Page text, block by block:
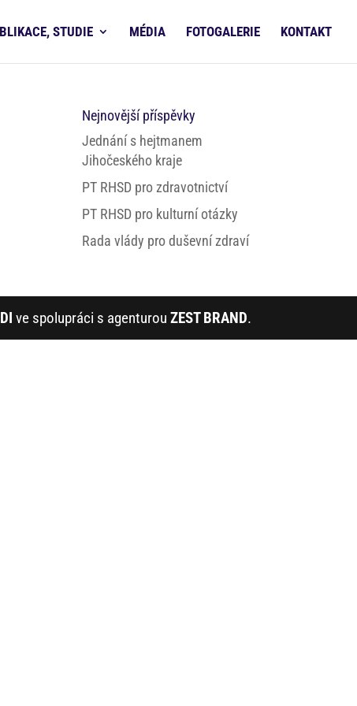
STUDIE MÉDIA FOTOGALERIE KONTAKT
Nejnovější příspěvky
Jednání s hejtmanem
Jihočeského kraje
PT RHSD pro zdravotnictví
PT RHSD pro kulturní otázky
Rada vlády pro duševní zdraví
ve spolupráci s agenturou ZEST BRAND.